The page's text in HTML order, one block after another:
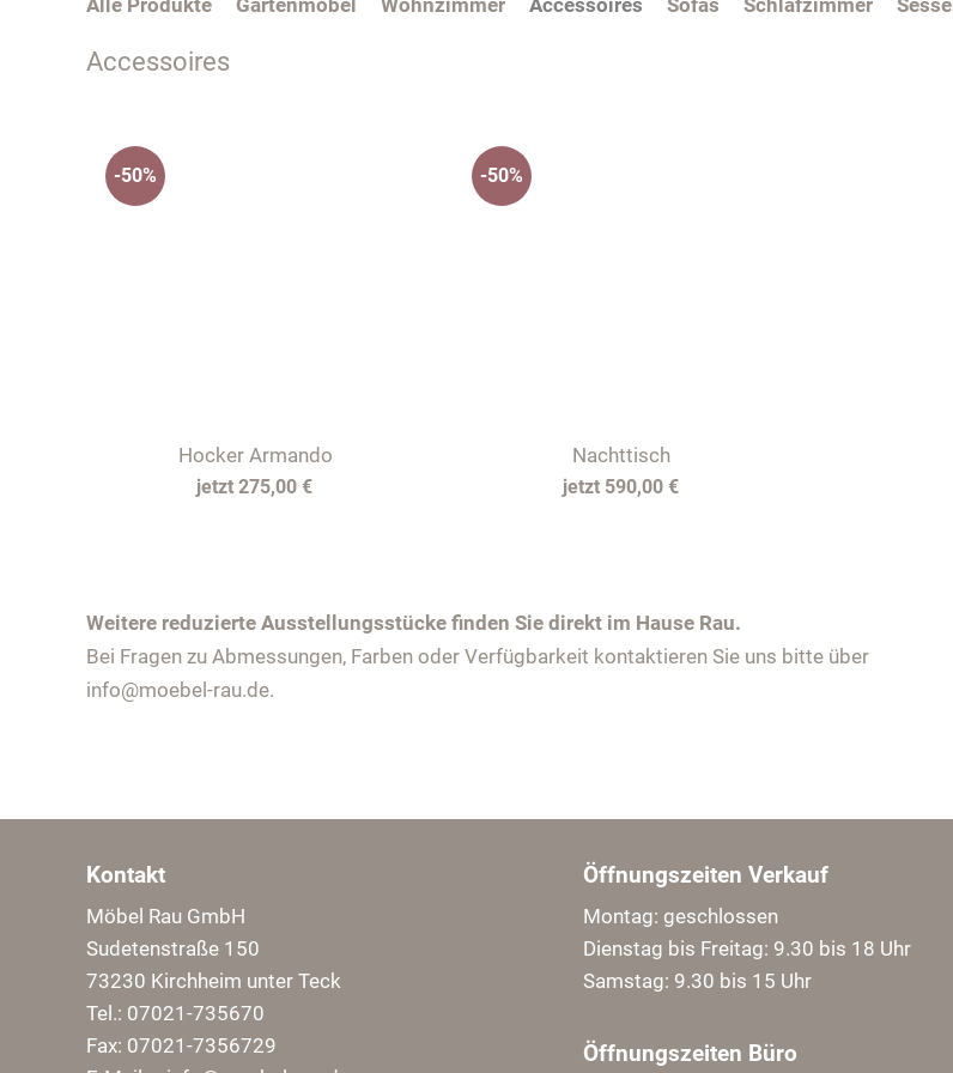
Alle Produkte Gartenmöbel Wohnzimmer Accessoires Sofas Schlafzimmer Sessel
Accessoires
Hocker Armando
275,00 €
-50%
Nachttisch
590,00 €
-50%
Weitere reduzierte Ausstellungsstücke finden Sie direkt im Hause Rau.
Bei Fragen zu Abmessungen, Farben oder Verfügbarkeit kontaktieren Sie uns bitte über
info@moebel-rau.de.
Kontakt
Möbel Rau GmbH
Sudetenstraße 150
73230 Kirchheim unter Teck
Tel.: 07021-735670
Fax: 07021-7356729
Öffnungszeiten Verkauf
Montag: geschlossen
Dienstag bis Freitag: 9.30 bis 18 Uhr
Samstag: 9.30 bis 15 Uhr
Öffnungszeiten Büro